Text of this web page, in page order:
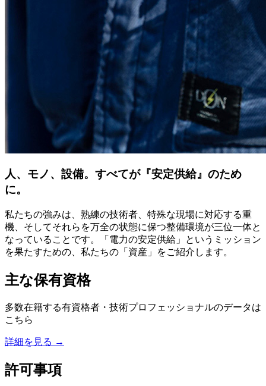
人、モノ、設備。すべてが『安定供給』のため
に。
私たちの強みは、熟練の技術者、特殊な現場に対応する重
機、そしてそれらを万全の状態に保つ整備環境が三位一体と
なっていることです。「電力の安定供給」というミッション
を果たすための、私たちの「資産」をご紹介します。
主な保有資格
多数在籍する有資格者・技術プロフェッショナルのデータは
こちら
詳細を見る →
許可事項